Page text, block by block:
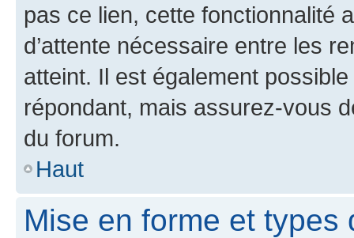
pas ce lien, cette fonctionnalité
d’attente nécessaire entre les
atteint. Il est également
répondant, mais assurez-vous
du forum.
Haut
Mise en forme et types